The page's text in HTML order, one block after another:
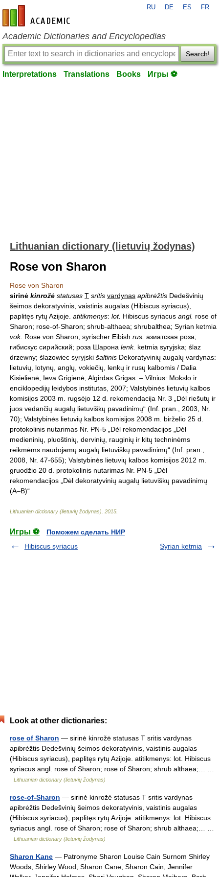
en-academic.com
RU DE ES FR
Academic Dictionaries and Encyclopedias
Search!
Interpretations Translations Books Игры ⚽
Lithuanian dictionary (lietuvių žodynas)
Rose von Sharon
Rose von Sharon
sirinė kinrožė statusas T sritis vardynas apibrėžtis Dedešvinių
šeimos dekoratyvinis, vaistinis augalas (Hibiscus syriacus),
paplitęs rytų Azijoje. atitikmenys: lot. Hibiscus syriacus angl. rose of
Sharon; rose-of-Sharon; shrub-althaea; shrubalthea; Syrian ketmia
vok. Rose von Sharon; syrischer Eibish rus. азиатская роза;
гибискус сирийский; роза Шарона lenk. ketmia syryjska; ślaz
drzewny; ślazowiec syryjski šaltinis Dekoratyvinių augalų vardynas:
lietuvių, lotynų, anglų, vokiečių, lenkų ir rusų kalbomis / Dalia
Kisielienė, Ieva Grigienė, Algirdas Grigas. – Vilnius: Mokslo ir
enciklopedijų leidybos institutas, 2007; Valstybinės lietuvių kalbos
komisijos 2003 m. rugsėjo 12 d. rekomendacija Nr. 3 „Dėl riešutų ir
juos vedančių augalų lietuviškų pavadinimų“ (Inf. pran., 2003, Nr.
70); Valstybinės lietuvių kalbos komisijos 2008 m. birželio 25 d.
protokolinis nutarimas Nr. PN-5 „Dėl rekomendacijos „Dėl
medieninių, pluoštinių, dervinių, rauginių ir kitų techninėms
reikmėms naudojamų augalų lietuviškų pavadinimų“ (Inf. pran.,
2008, Nr. 47-655); Valstybinės lietuvių kalbos komisijos 2012 m.
gruodžio 20 d. protokolinis nutarimas Nr. PN-5 „Dėl
rekomendacijos „Dėl dekoratyvinių augalų lietuviškų pavadinimų
(A–B)“
Lithuanian dictionary (lietuvių žodynas) 2015
Игры ⚽
Поможем сделать НИР
Hibiscus syriacus
Syrian ketmia
Look at other dictionaries:
rose of Sharon — sirinė kinrožė statusas T sritis vardynas
apibrėžtis Dedešvinių šeimos dekoratyvinis, vaistinis augalas
(Hibiscus syriacus), paplitęs rytų Azijoje. atitikmenys: lot. Hibiscus
syriacus angl. rose of Sharon; rose of Sharon; shrub althaea;… …
Lithuanian dictionary (lietuvių žodynas)
rose-of-Sharon — sirinė kinrožė statusas T sritis vardynas
apibrėžtis Dedešvinių šeimos dekoratyvinis, vaistinis augalas
(Hibiscus syriacus), paplitęs rytų Azijoje. atitikmenys: lot. Hibiscus
syriacus angl. rose of Sharon; rose of Sharon; shrub althaea;… …
Lithuanian dictionary (lietuvių žodynas)
Sharon Kane — Patronyme Sharon Louise Cain Surnom Shirley
Woods, Shirley Wood, Sharon Cane, Sharon Cain, Jennifer